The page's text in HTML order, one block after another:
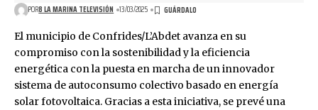
POR8 LA MARINA TELEVISIÓN 13/03/2025
El municipio de Confrides/L’Abdet avanza en su
compromiso con la sostenibilidad y la eficiencia
energética con la puesta en marcha de un innovador
sistema de autoconsumo colectivo basado en energía
solar fotovoltaica. Gracias a esta iniciativa, se prevé una